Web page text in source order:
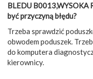
BLEDU B0013,WYSOKA
być przyczyną błędu?
Trzeba sprawdzić
obwodem poduszek.
do komputera
kierownicy.